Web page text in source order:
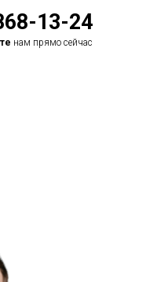
13-24
нам прямо сейчас